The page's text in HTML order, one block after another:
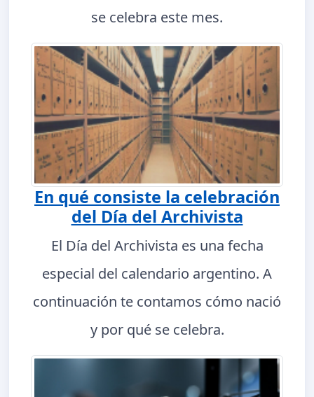
se celebra este mes.
En qué consiste la celebración
del Día del Archivista
El Día del Archivista es una fecha
especial del calendario argentino. A
continuación te contamos cómo nació
y por qué se celebra.